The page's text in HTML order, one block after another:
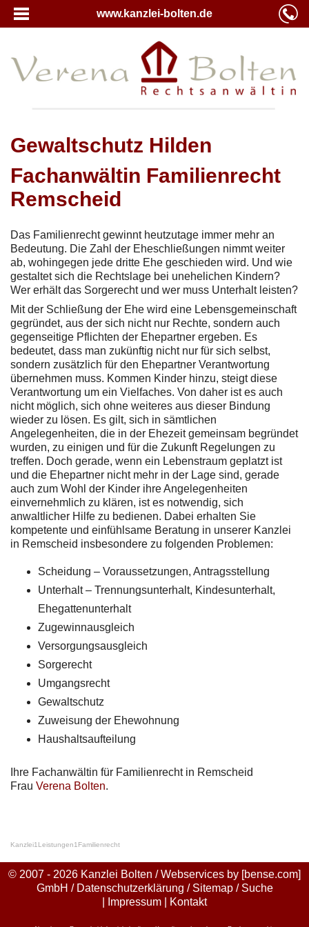
www.kanzlei-bolten.de
Gewaltschutz Hilden
Fachanwältin Familienrecht
Remscheid
Das Familienrecht gewinnt heutzutage immer mehr an
Bedeutung. Die Zahl der Eheschließungen nimmt weiter
ab, wohingegen jede dritte Ehe geschieden wird. Und wie
gestaltet sich die Rechtslage bei unehelichen Kindern?
Wer erhält das Sorgerecht und wer muss Unterhalt leisten?
Mit der Schließung der Ehe wird eine Lebensgemeinschaft
gegründet, aus der sich nicht nur Rechte, sondern auch
gegenseitige Pflichten der Ehepartner ergeben. Es
bedeutet, dass man zukünftig nicht nur für sich selbst,
sondern zusätzlich für den Ehepartner Verantwortung
übernehmen muss. Kommen Kinder hinzu, steigt diese
Verantwortung um ein Vielfaches. Von daher ist es auch
nicht möglich, sich ohne weiteres aus dieser Bindung
wieder zu lösen. Es gilt, sich in sämtlichen
Angelegenheiten, die in der Ehezeit gemeinsam begründet
wurden, zu einigen und für die Zukunft Regelungen zu
treffen. Doch gerade, wenn ein Lebenstraum geplatzt ist
und die Ehepartner nicht mehr in der Lage sind, gerade
auch zum Wohl der Kinder ihre Angelegenheiten
einvernehmlich zu klären, ist es notwendig, sich
anwaltlicher Hilfe zu bedienen. Dabei erhalten Sie
kompetente und einfühlsame Beratung in unserer Kanzlei
in Remscheid insbesondere zu folgenden Problemen:
Scheidung – Voraussetzungen, Antragsstellung
Unterhalt – Trennungsunterhalt, Kindesunterhalt,
Ehegattenunterhalt
Zugewinnausgleich
Versorgungsausgleich
Sorgerecht
Umgangsrecht
Gewaltschutz
Zuweisung der Ehewohnung
Haushaltsaufteilung
Ihre Fachanwältin für Familienrecht in Remscheid
Frau Verena Bolten.
Kanzlei1 Leistungen1 Familienrecht
© 2007 - 2026 Kanzlei Bolten / Webservices by [bense.com]
GmbH / Datenschutzerklärung / Sitemap/ Suche
Impressum Kontakt